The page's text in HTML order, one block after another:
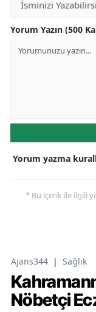
Yorum Yazın (500
Yorum yazma
* Bu içerik ile ilgili
Ajans344 | Sağlık
Nöbetçi